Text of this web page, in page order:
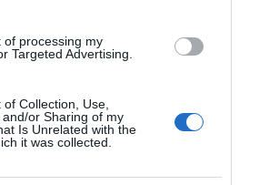
of processing my
Targeted Advertising.
Collection, Use,
or Sharing of my
Is Unrelated with the
it was collected.
εισέβαλαν στο
κοσμήματα αξίας
είσοδο του σπιτιού της